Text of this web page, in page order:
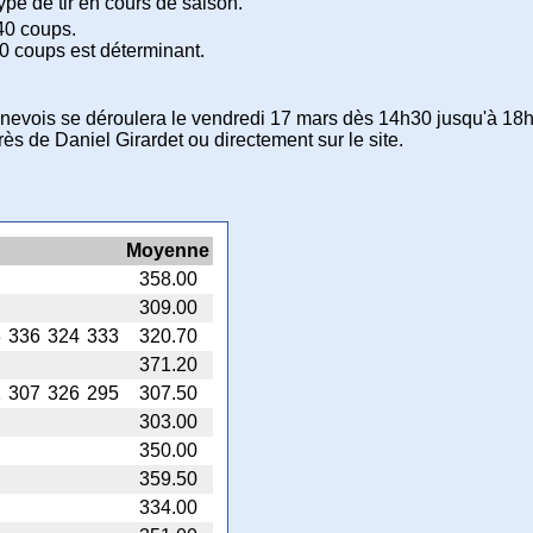
coups.
coups est déterminant.
se déroulera le vendredi 17 mars dès 14h30 jusqu'à
de Daniel Girardet ou directement sur le site.
Moyenne
358.00
309.00
336 324 333
320.70
371.20
307 326 295
307.50
303.00
350.00
359.50
334.00